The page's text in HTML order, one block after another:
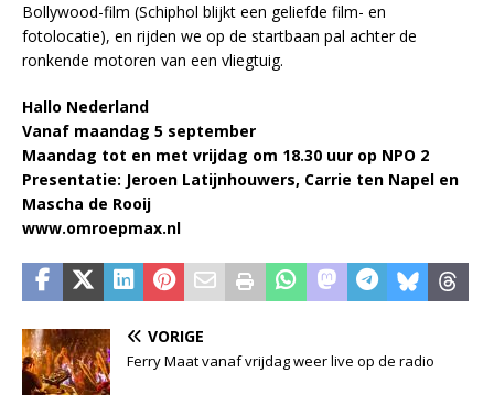
Bollywood-film (Schiphol blijkt een geliefde film- en
fotolocatie), en rijden we op de startbaan pal achter de
ronkende motoren van een vliegtuig.
Hallo Nederland
Vanaf maandag 5 september
Maandag tot en met vrijdag om 18.30 uur op NPO 2
Presentatie: Jeroen Latijnhouwers, Carrie ten Napel en
Mascha de Rooij
www.omroepmax.nl
VORIGE
Ferry Maat vanaf vrijdag weer live op de radio